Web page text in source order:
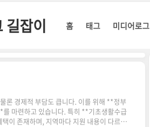
길잡이 홈 태그 미디어로그
론 경제적 부담도 큽니다. 이를 위해 **정부
마련하고 있습니다. 특히 **기초생활수급
이 존재하며, 지역마다 지원 내용이 다르기